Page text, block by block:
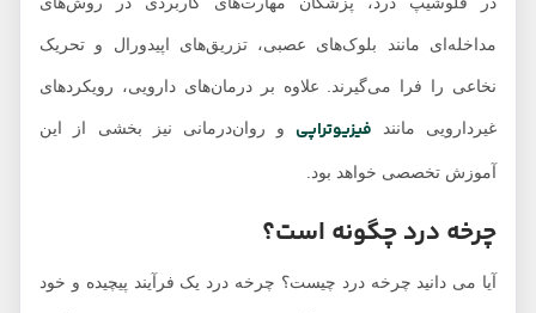
مداخله‌ای مانند بلوک‌های عصبی، تزریق‌های اپیدورال و تحریک
نخاعی را فرا می‌گیرند. علاوه بر درمان‌های دارویی، رویکردهای
غیردارویی مانندفیزیوتراپیو روان‌درمانی نیز بخشی از این
آموزش تخصصی خواهد بود.
چرخه درد چگونه است؟
آیا می دانید چرخه درد چیست؟ چرخه درد یک فرآیند پیچیده و خود